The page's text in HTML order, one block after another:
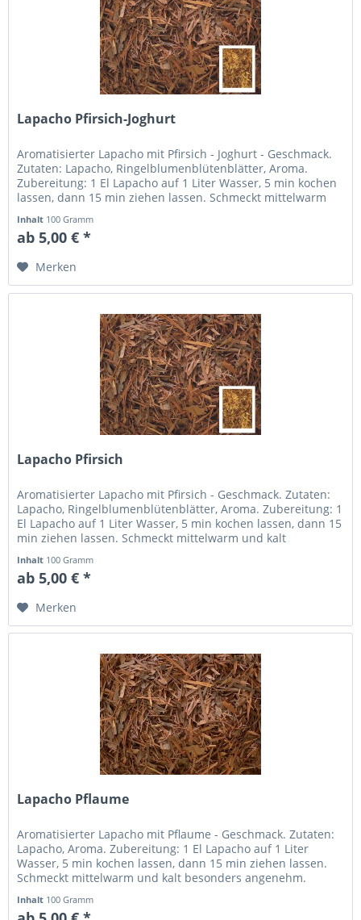
Lapacho Pfirsich-Joghurt
Aromatisierter Lapacho mit Pfirsich - Joghurt - Geschmack.
Zutaten: Lapacho, Ringelblumenblütenblätter, Aroma.
Zubereitung: 1 El Lapacho auf 1 Liter Wasser, 5 min kochen
lassen, dann 15 min ziehen lassen. Schmeckt mittelwarm
Inhalt 100 Gramm
ab 5,00 € *
Merken
Lapacho Pfirsich
Aromatisierter Lapacho mit Pfirsich - Geschmack. Zutaten:
Lapacho, Ringelblumenblütenblätter, Aroma. Zubereitung: 1
El Lapacho auf 1 Liter Wasser, 5 min kochen lassen, dann 15
min ziehen lassen. Schmeckt mittelwarm und kalt
Inhalt 100 Gramm
ab 5,00 € *
Merken
Lapacho Pflaume
Aromatisierter Lapacho mit Pflaume - Geschmack. Zutaten:
Lapacho, Aroma. Zubereitung: 1 El Lapacho auf 1 Liter
Wasser, 5 min kochen lassen, dann 15 min ziehen lassen.
Schmeckt mittelwarm und kalt besonders angenehm.
Inhalt 100 Gramm